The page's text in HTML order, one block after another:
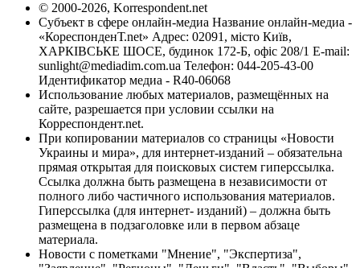
© 2000-2026, Korrespondent.net
Субъект в сфере онлайн-медиа Название онлайн-медиа -
«КореспонденТ.net» Адрес: 02091, місто Київ,
ХАРКІВСЬКЕ ШОСЕ, будинок 172-Б, офіс 208/1 E-mail:
sunlight@mediadim.com.ua Телефон: 044-205-43-00
Идентификатор медиа - R40-06068
Использование любых материалов, размещённых на
сайте, разрешается при условии ссылки на
Корреспондент.net.
При копировании материалов со страницы «Новости
Украины и мира», для интернет-изданий – обязательна
прямая открытая для поисковых систем гиперссылка.
Ссылка должна быть размещена в независимости от
полного либо частичного использования материалов.
Гиперссылка (для интернет- изданий) – должна быть
размещена в подзаголовке или в первом абзаце
материала.
Новости с пометками "Мнение", "Экспертиза",